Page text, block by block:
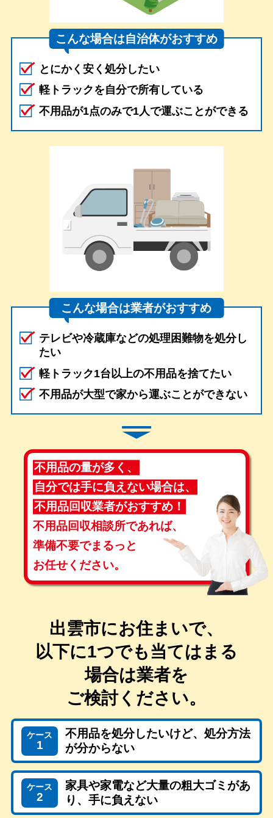
こんな場合は自治体がおすすめ
とにかく安く処分したい
軽トラックを自分で所有している
不用品が1点のみで1人で運ぶことができる
こんな場合は業者がおすすめ
テレビや冷蔵庫などの処理困難物を処分し
たい
軽トラック1台以上の不用品を捨てたい
不用品が大型で家から運ぶことができない
不用品の量が多く、
自分では手に負えない場合は、
不用品回収業者がおすすめ！
不用品回収相談所であれば、
準備不要でまるっと
お任せください。
出雲市にお住まいで、
以下に1つでも当てはまる
場合は業者を
ご検討ください。
ケース
1
不用品を処分したいけど、処分方法
が分からない
ケース
2
家具や家電など大量の粗大ゴミがあ
り、手に負えない